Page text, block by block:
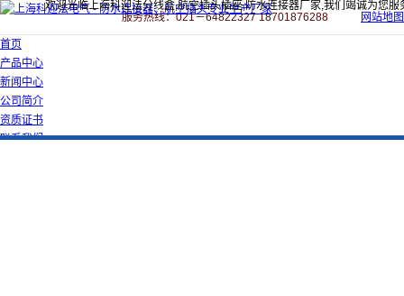
欢迎光临上海科迎法分线盒,航空插头插座,防水连接器厂家,我们竭诚为您服
服务热线：021－64822327 18701876288
网站地图
首页
产品中心
新闻中心
公司简介
资质证书
联系我们